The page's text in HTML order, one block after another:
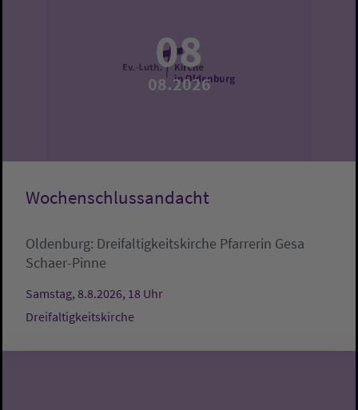
08
08.2026
Wochenschlussandacht
Oldenburg: Dreifaltigkeitskirche Pfarrerin Gesa
Schaer-Pinne
Samstag, 8.8.2026, 18 Uhr
Dreifaltigkeitskirche